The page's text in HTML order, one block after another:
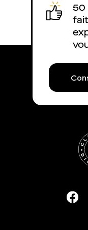
50